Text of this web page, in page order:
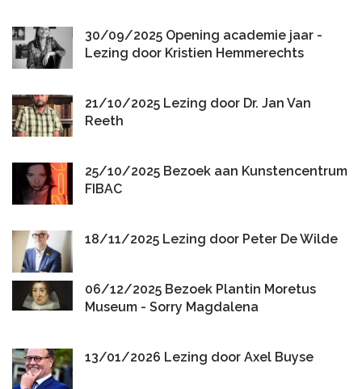
30/09/2025 Opening academie jaar -
Lezing door Kristien Hemmerechts
21/10/2025 Lezing door Dr. Jan Van
Reeth
25/10/2025 Bezoek aan Kunstencentrum
FIBAC
18/11/2025 Lezing door Peter De Wilde
06/12/2025 Bezoek Plantin Moretus
Museum - Sorry Magdalena
13/01/2026 Lezing door Axel Buyse